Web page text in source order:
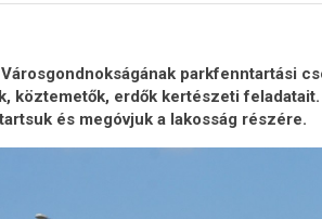
parkfenntartási
köztemetők, erdők kertészeti
és megóvjuk a lakosság részére.